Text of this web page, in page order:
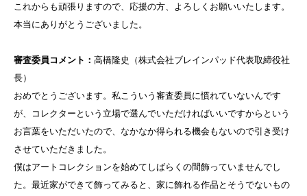
これからも頑張りますので、応援の方、よろしくお願いいたします。
本当にありがとうございました。
審査委員コメント： 高橋隆史（株式会社ブレインパッド代表取締役社
長）
おめでとうございます。私こういう審査委員に慣れていないんです
が、コレクターという立場で選んでいただければいいですからという
お言葉をいただいたので、なかなか得られる機会もないので引き受け
させていただきました。
僕はアートコレクションを始めてしばらくの間飾っていませんでし
た。最近家ができて飾ってみると、家に飾れる作品とそうでないもの